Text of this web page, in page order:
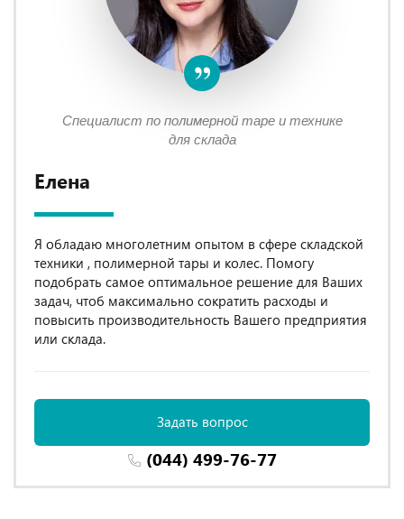
Специалист по полимерной таре и технике
для склада
Елена
Я обладаю многолетним опытом в сфере складской
техники , полимерной тары и колес. Помогу
подобрать самое оптимальное решение для Ваших
задач, чтоб максимально сократить расходы и
повысить производительность Вашего предприятия
или склада.
Задать вопрос
(044) 499-76-77